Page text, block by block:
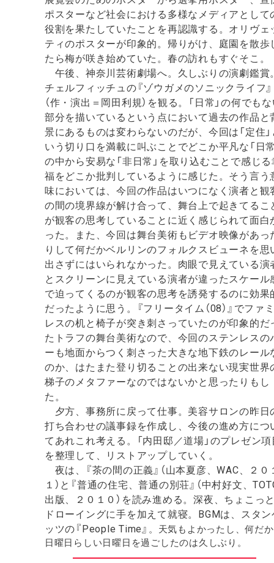
ポスターなど社会における多様なメディアとして
役割を果たしていたことを再認識する。オリヴェ
ティのポスターが印象的。帰りがけ、庭園を散歩
たら梅が咲き始めていた。春の訪れもすぐそこ。
午後、神奈川芸術劇場へ。久しぶりの演劇鑑賞
チェルフィッチュの『ゾウガメのソニックライフ』
（作・演出＝岡田利規）を観る。「日常」の何でも
部分を描いているという点において過去の作品と
景にあるものは変わらないのだが、今回は「定住
いう切り口を満載に叫ぶことでどこか平凡な「日
の中から安易な「非日常」を取り込むことで感じ
福をどこか批判しているように感じた。そう言う
味においては、今回の作品はいつになく演者と観
の間の境界線が解け合って、舞台上で起きてるこ
が観客の思考していることに近く感じられて面白
った。また、今回は舞台美術もビデオ映像があっ
りして何だかベルリンのフォルクスビューネを思
出さずにはいられなかった。肉眼で見えている演
とスクリーンに見えている演者が違ったスケール
で迫ってくるのが観客の思考を誘発するのに効果
だったように思う。『フリータイム（08）』でファ
レスの机と椅子が突き刺さっていたのが印象的だ
たトラフの舞台美術なので、今回のステンレスの
ーも地面からつく刺さった大きな地下鉄のレール
のか、はたまた登り切ることの出来ない現実世界
梯子のメタファーなのではないかと思ったりもし
た。
夕方、事務所に戻って仕事。美容サロンの昨日
打ち合わせの議事録を作成し、今後の進め方につ
てあれこれ考える。「内田邸／道場」のプレゼン
を整理して、リストアップしていく。
夜は、『茶の間の正義』（山本夏彦、WAC、２０
１）と『普通の住宅、普通の別荘』（中村好文、
出版、２０１０）を読み進める。深夜、ちょこっ
ドローイングに手を加えて就寝。BGMは、スタ
ッツの『People Time』 。天気もよかったし、何だか
日曜日らしい日曜日を過ごしたのは久しぶり。